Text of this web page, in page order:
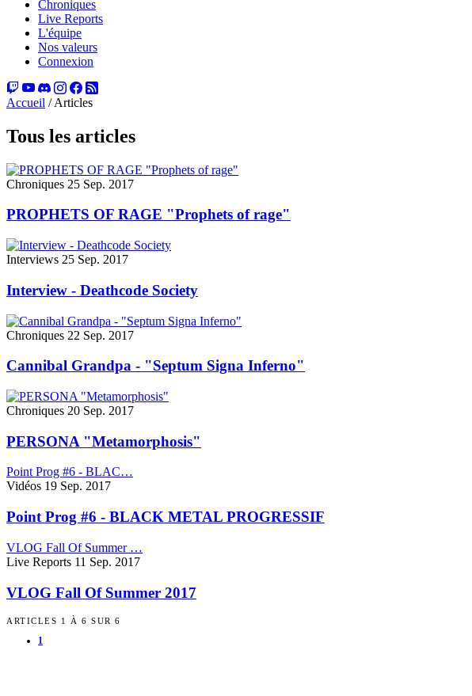
Chroniques
Live Reports
L'équipe
Nos valeurs
Connexion
Accueil / Articles
Tous les articles
Chroniques 25 Sep. 2017
PROPHETS OF RAGE "Prophets of rage"
Interviews 25 Sep. 2017
Interview - Deathcode Society
Chroniques 22 Sep. 2017
Cannibal Grandpa - "Septum Signa Inferno"
Chroniques 20 Sep. 2017
PERSONA "Metamorphosis"
Point Prog #6 - BLAC…
Vidéos 19 Sep. 2017
Point Prog #6 - BLACK METAL PROGRESSIF
VLOG Fall Of Summer …
Live Reports 11 Sep. 2017
VLOG Fall Of Summer 2017
ARTICLES 1 À 6 SUR 6
1